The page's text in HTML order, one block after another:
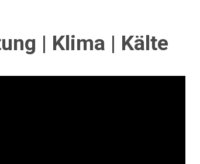
| Klima | Kälte